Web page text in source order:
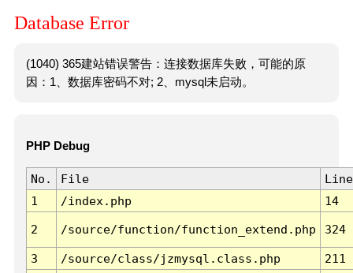
Database Error
(1040) 365建站错误警告：连接数据库失败，可能的原
因：1、数据库密码不对; 2、mysql未启动。
PHP Debug
No. File
Line
1
/index.php 14
2 /source/function/function_extend.php 324
3 /source/class/jzmysql.class.php
211